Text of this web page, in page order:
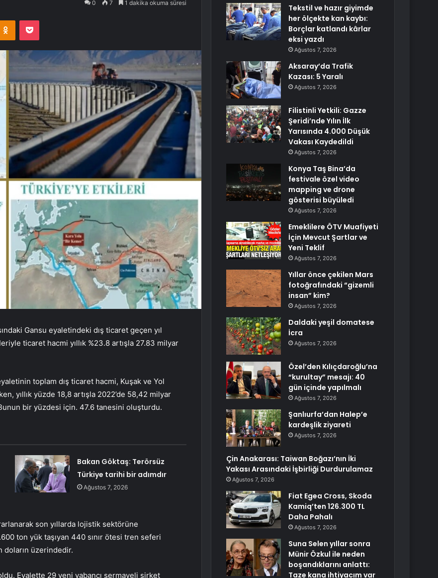
0 7 1 dakika okuma süresi
Odnoklassniki
Pocket
Gansu eyaletindeki dış ticaret geçen yıl
ticaret hacmi yıllık %23.8 artışla 27.83 milyar
toplam dış ticaret hacmi, Kuşak ve Yol
yıllık yüzde 18,8 artışla 2022’de 58,42 milyar
bir yüzdesi için. 47.6 tanesini oluşturdu.
Bakan Göktaş: Terörsüz
Türkiye tarihi bir adımdır
Ağustos 7, 2026
son yıllarda lojistik sektörüne
ton yük taşıyan 440 sınır ötesi tren seferi
doların üzerindedir.
oldu. Eyalette 29 yeni yabancı sermayeli şirket
Tekstil ve hazır giyimde
her ölçekte kan kaybı:
Borçlar katlandı kârlar
eksi yazdı
Ağustos 7, 2026
Aksaray’da Trafik
Kazası: 5 Yaralı
Ağustos 7, 2026
Filistinli Yetkili: Gazze
Şeridi’nde Yılın İlk
Yarısında 4.000 Düşük
Vakası Kaydedildi
Ağustos 7, 2026
Konya Taş Bina’da
festivale özel video
mapping ve drone
gösterisi büyüledi
Ağustos 7, 2026
Emeklilere ÖTV Muafiyeti
İçin Mevcut Şartlar ve
Yeni Teklif
Ağustos 7, 2026
Yıllar önce çekilen Mars
fotoğrafındaki “gizemli
insan” kim?
Ağustos 7, 2026
Daldaki yeşil domatese
İcra
Ağustos 7, 2026
Özel’den Kılıçdaroğlu’na
“kurultay” mesajı: 40
gün içinde yapılmalı
Ağustos 7, 2026
Şanlıurfa’dan Halep’e
kardeşlik ziyareti
Ağustos 7, 2026
Çin Anakarası: Taiwan Boğazı’nın İki
Yakası Arasındaki İşbirliği Durdurulamaz
Ağustos 7, 2026
Fiat Egea Cross, Skoda
Kamiq’ten 126.300 TL
Daha Pahalı
Ağustos 7, 2026
Suna Selen yıllar sonra
Münir Özkul ile neden
boşandıklarını anlattı:
Taze kana ihtiyacım var